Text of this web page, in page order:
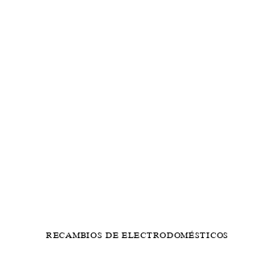
RECAMBIOS DE ELECTRODOMÉSTICOS